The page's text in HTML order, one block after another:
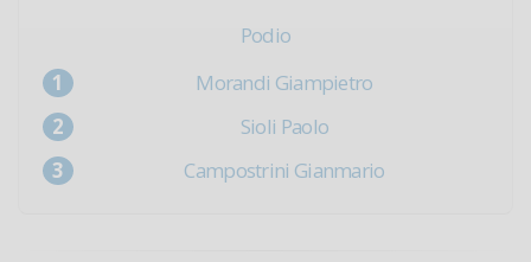
Podio
Morandi Giampietro
Sioli Paolo
Campostrini Gianmario